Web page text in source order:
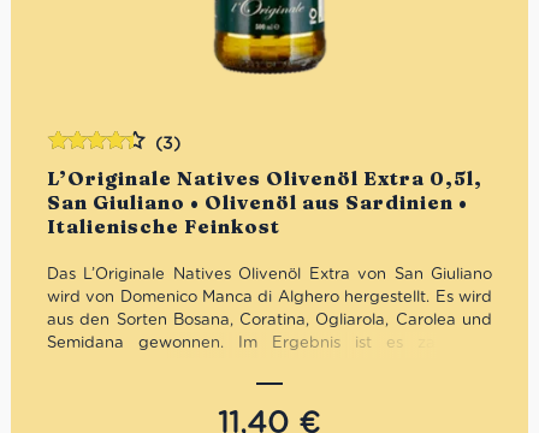
L’Originale Natives Olivenöl Extra 0,5l,
San Giuliano • Olivenöl aus Sardinien •
Italienische Feinkost
(3)
Das L’Originale Natives Olivenöl Extra von San Giuliano
wird von Domenico Manca di Alghero hergestellt. Es wird
aus den Sorten Bosana, Coratina, Ogliarola, Carolea und
Semidana gewonnen. Im Ergebnis ist es zart und
auch zu Gebäck, Desserts und Gemüsepommes.
11,40 €
Bewertet
mit4.33
von 5